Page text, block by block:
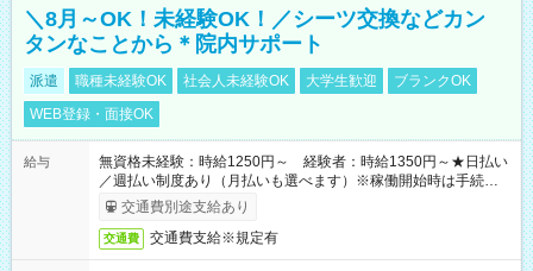
＼8月～OK！未経験OK！／シーツ交換などカン
タンなことから＊院内サポート
派遣 職種未経験OK 社会人未経験OK 大学生歓迎
ブランクOK
WEB登録・面接OK
給与
無資格未経験：時給1250円～ 経験者：時給1350円～★日払い
／週払い制度あり（月払いも選べます）※稼働開始時は手続き完
了次第のお支払いとなります。
交通費別途支給あり
交通費 交通費支給※規定有